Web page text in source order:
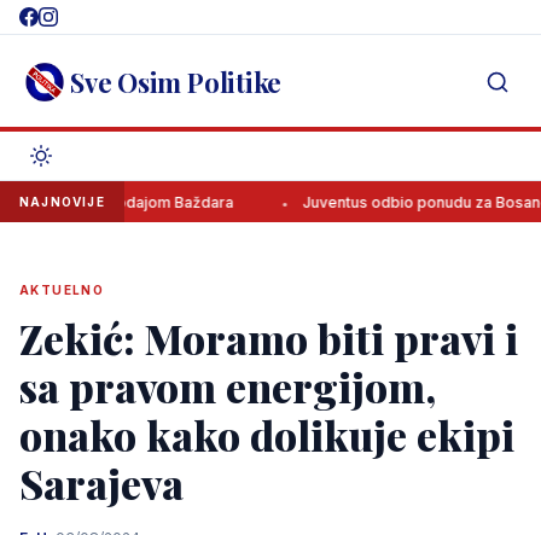
Skip
content Sve Osim Politike
NAJNOVIJE
prodajom Baždara Juventus odbio ponudu za Bosanca, imaju
AKTUELNO
Zekić: Moramo biti pravi i
sa pravom energijom,
onako kako dolikuje ekipi
Sarajeva